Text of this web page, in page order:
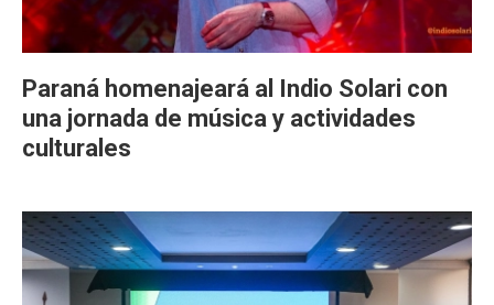
Paraná homenajeará al Indio Solari con
una jornada de música y actividades
culturales